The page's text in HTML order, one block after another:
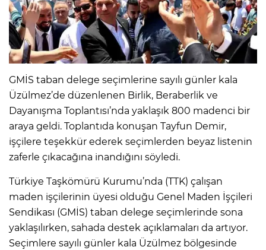
GMİS taban delege seçimlerine sayılı günler kala
Üzülmez’de düzenlenen Birlik, Beraberlik ve
Dayanışma Toplantısı’nda yaklaşık 800 madenci bir
araya geldi. Toplantıda konuşan Tayfun Demir,
işçilere teşekkür ederek seçimlerden beyaz listenin
zaferle çıkacağına inandığını söyledi.
Türkiye Taşkömürü Kurumu’nda (TTK) çalışan
maden işçilerinin üyesi olduğu Genel Maden İşçileri
Sendikası (GMİS) taban delege seçimlerinde sona
yaklaşılırken, sahada destek açıklamaları da artıyor.
Seçimlere sayılı günler kala Üzülmez bölgesinde